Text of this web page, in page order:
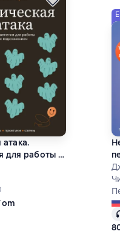
атака.
для работы с
рейтинг 0 на основе 0
и